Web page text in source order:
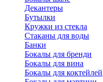
Декантеры
Бутылки
Кружки из стекла
Стаканы для воды
Банки
Бокалы для бренди
Бокалы для вина
Бокалы для коктейлей